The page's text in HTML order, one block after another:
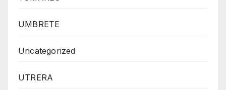
UMBRETE
Uncategorized
UTRERA